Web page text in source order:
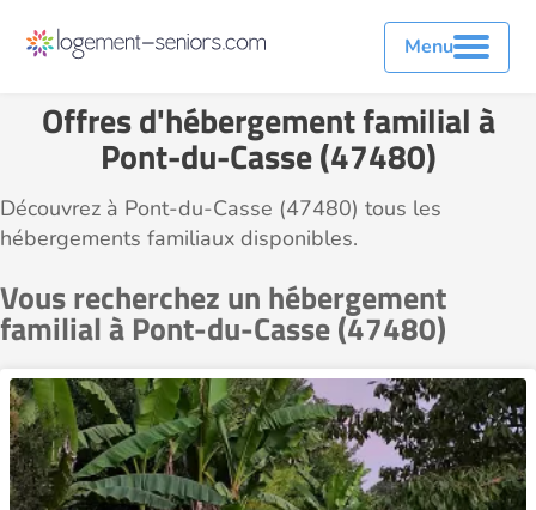
Menu
Offres d'hébergement familial à
Pont-du-Casse (47480)
Découvrez à Pont-du-Casse (47480) tous les
hébergements familiaux disponibles.
Vous recherchez un hébergement
familial à Pont-du-Casse (47480)